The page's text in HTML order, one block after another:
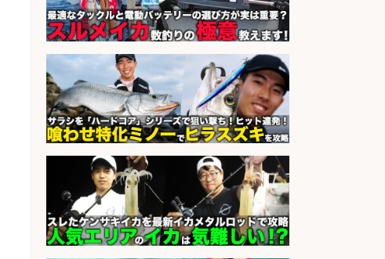
神戸市北区エリア/フォークリフト/
釣り具/配送センター
会社名 株式会社S.vision
sponsored by 求人ボックス